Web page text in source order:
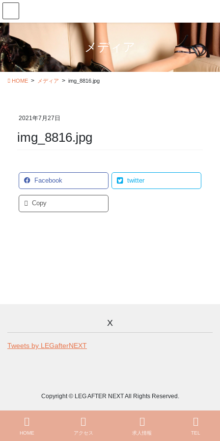
コ
テ
ン
ツ
に
移
ナ
ゲ
ー
シ
ョ
ン
メディア
HOME メディア img_8816.jpg
2021年7月27日
img_8816.jpg
Facebook twitter
Copy
X
Tweets by LEGafterNEXT
Copyright © LEG AFTER NEXT All Rights Reserved.
HOME アクセス 求人情報 TEL